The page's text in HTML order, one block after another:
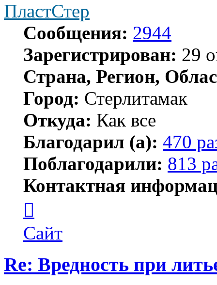
ПластСтер
Сообщения: 2944
Зарегистрирован: 29
Страна, Регион,
Город: Стерлитамак
Откуда: Как все
Благодарил (а): 470
Поблагодарили: 813
Контактная
пользователя
ПластСтер
Сайт
Re: Вредность при